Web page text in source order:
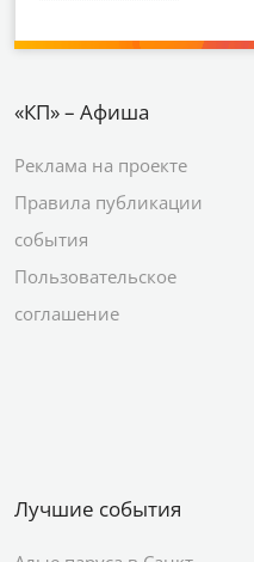
«КП» – Афиша
Реклама на проекте
Правила публикации
события
Пользовательское
соглашение
Лучшие события